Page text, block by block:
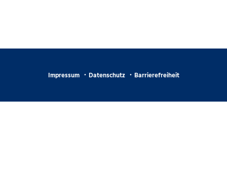
Impressum Datenschutz Barrierefreiheit